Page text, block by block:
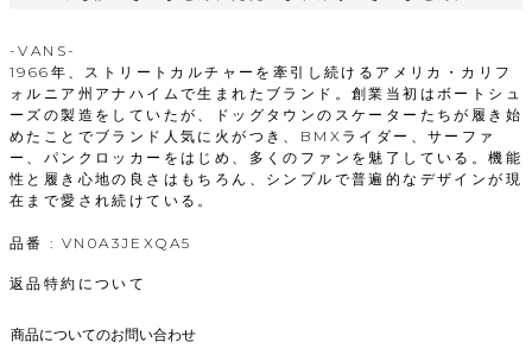
-VANS-
1966年、ストリートカルチャーを牽引し続けるアメリカ・カリフ
ォルニア州アナハイムで生まれたブランド。創業当初はボートシュ
ーズの製造をしていたが、ドッグタウンのスケーターたちが履き始
めたことでブランド人気に火がつき、BMXライダー、サーファ
ー、パンクロッカーをはじめ、多くのファンを魅了している。機能
性と履き心地の良さはもちろん、シンプルで普遍的なデザインが現
在まで愛され続けている。
品番 : VN0A3JEXQA5
返品特約について
商品についてのお問い合わせ